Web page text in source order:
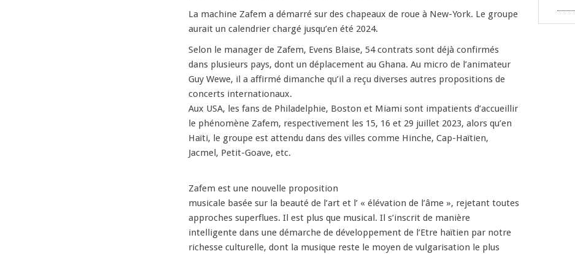
La machine Zafem a démarré sur des chapeaux de roue à New-York. Le groupe
aurait un calendrier chargé jusqu’en été 2024.
Selon le manager de Zafem, Evens Blaise, 54 contrats sont déjà confirmés
dans plusieurs pays, dont un déplacement au Ghana. Au micro de l’animateur
Guy Wewe, il a affirmé dimanche qu’il a reçu diverses autres propositions de
concerts internationaux.
Aux USA, les fans de Philadelphie, Boston et Miami sont impatients d’accueillir
le phénomène Zafem, respectivement les 15, 16 et 29 juillet 2023, alors qu’en
Haïti, le groupe est attendu dans des villes comme Hinche, Cap-Haïtien,
Jacmel, Petit-Goave, etc.
Zafem est une nouvelle proposition
musicale basée sur la beauté de l’art et l’ « élévation de l’âme », rejetant toutes
approches superflues. Il est plus que musical. Il s’inscrit de manière
intelligente dans une démarche de développement de l’Etre haïtien par notre
richesse culturelle, dont la musique reste le moyen de vulgarisation le plus